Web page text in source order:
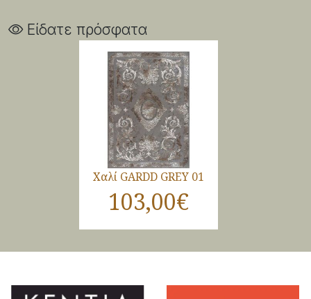
Είδατε πρόσφατα
Χαλί GARDD GREY 01
103,00€